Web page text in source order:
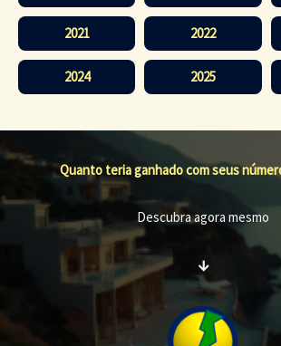
2021 2022
2024 2025
Quanto teria ganhado com seus
Descubra agora mesmo
↓